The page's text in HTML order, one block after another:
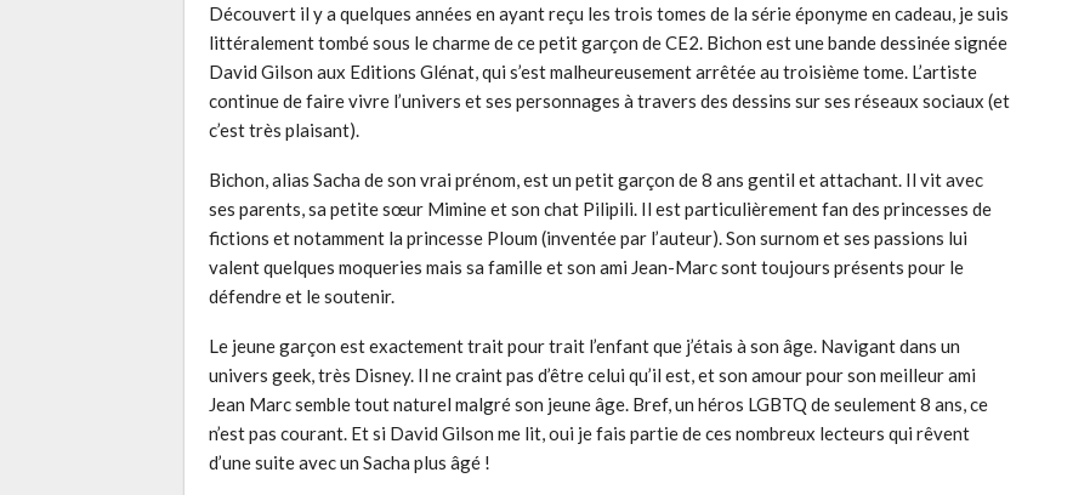
Découvert il y a quelques années en ayant reçu les trois tomes de la série éponyme en cadeau, je suis
littéralement tombé sous le charme de ce petit garçon de CE2. Bichon est une bande dessinée signée
David Gilson aux Editions Glénat, qui s’est malheureusement arrêtée au troisième tome. L’artiste
continue de faire vivre l’univers et ses personnages à travers des dessins sur ses réseaux sociaux (et
c’est très plaisant).
Bichon, alias Sacha de son vrai prénom, est un petit garçon de 8 ans gentil et attachant. Il vit avec
ses parents, sa petite sœur Mimine et son chat Pilipili. Il est particulièrement fan des princesses de
fictions et notamment la princesse Ploum (inventée par l’auteur). Son surnom et ses passions lui
valent quelques moqueries mais sa famille et son ami Jean-Marc sont toujours présents pour le
défendre et le soutenir.
Le jeune garçon est exactement trait pour trait l’enfant que j’étais à son âge. Navigant dans un
univers geek, très Disney. Il ne craint pas d’être celui qu’il est, et son amour pour son meilleur ami
Jean Marc semble tout naturel malgré son jeune âge. Bref, un héros LGBTQ de seulement 8 ans, ce
n’est pas courant. Et si David Gilson me lit, oui je fais partie de ces nombreux lecteurs qui rêvent
d’une suite avec un Sacha plus âgé !